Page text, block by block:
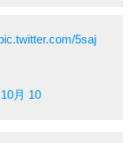
5saj
月 10